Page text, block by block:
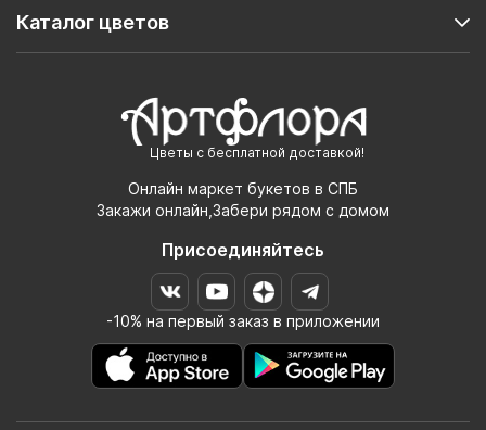
Цветы с бесплатной доставкой!
Онлайн маркет букетов в СПБ
Закажи онлайн,Забери рядом с домом
Присоединяйтесь
-10% на первый заказ в приложении
Каталог цветов